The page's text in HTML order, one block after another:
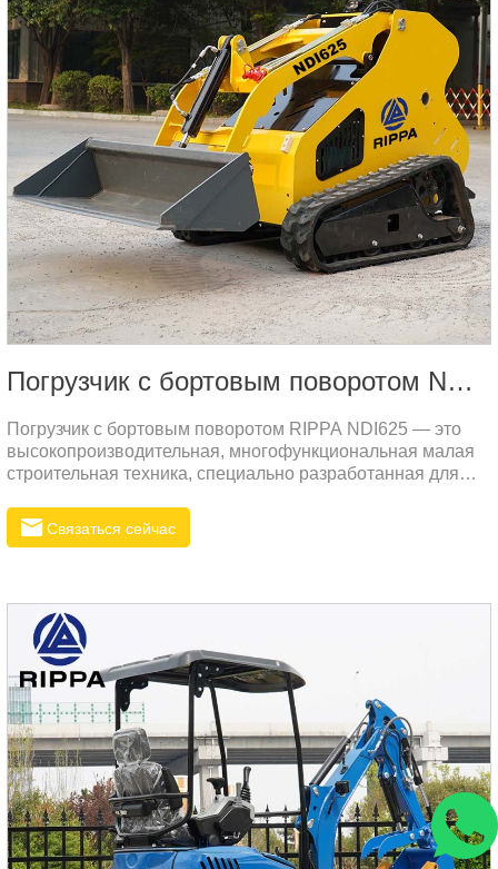
Погрузчик с бортовым поворотом NDI625
Погрузчик с бортовым поворотом RIPPA NDI625 — это
высокопроизводительная, многофункциональная малая
строительная техника, специально разработанная для
работ, сельского хозяйства, строительства,
муниципального строительства и других областей. Эта
рынки.
Связаться сейчас